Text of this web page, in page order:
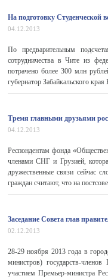
На подготовку Студенческой
04.12.2013
По предварительным
сотрудничества в Чите из
потрачено более 300 млн
губернатор Забайкальского
Тремя главными друзьями
04.12.2013
Респондентам фонда
членами СНГ и Грузией,
дружественные связи сейчас
граждан считают, что на
Заседание Совета глав
02.12.2013
28-29 ноября 2013 года в
министров) государств-
участием Премьер-министра